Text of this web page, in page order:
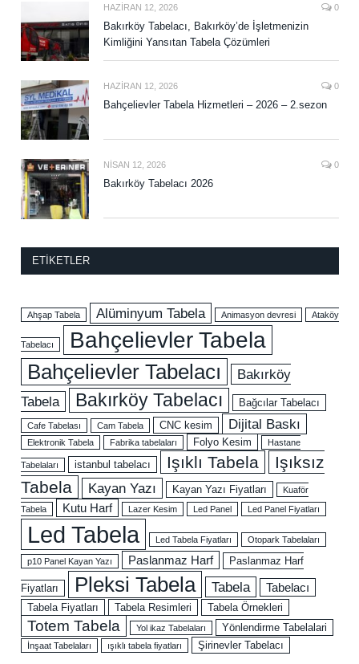
HAZIRAN 12, 2026 0
Bakırköy Tabelacı, Bakırköy’de İşletmenizin
Kimliğini Yansıtan Tabela Çözümleri
HAZIRAN 12, 2026 0
Bahçelievler Tabela Hizmetleri – 2026 – 2.sezon
NISAN 12, 2026 0
Bakırköy Tabelacı 2026
ETIKETLER
Ahşap Tabela Alüminyum Tabela Animasyon devresi Ataköy
Tabelacı Bahçelievler Tabela
Bahçelievler Tabelacı
Bakırköy
Tabela
Bakırköy Tabelacı Bağcılar Tabelacı
Cafe Tabelası Cam Tabela CNC kesim Dijital Baskı
Elektronik Tabela Fabrika tabelaları Folyo Kesim Hastane
Tabelaları istanbul tabelacı Işıklı Tabela
Işıksız
Tabela
Kayan Yazı Kayan Yazı Fiyatları
Kuaför
Tabela
Kutu Harf Lazer Kesim Led Panel Led Panel Fiyatları
Led Tabela Led Tabela Fiyatları Otopark Tabelaları
p10 Panel Kayan Yazı Paslanmaz Harf Paslanmaz Harf
Fiyatları Pleksi Tabela Tabela Tabelacı
Tabela Fiyatları Tabela Resimleri Tabela Örnekleri
Totem Tabela Yol ikaz Tabelaları Yönlendirme Tabelalari
İnşaat Tabelaları ışıklı tabela fiyatları Şirinevler Tabelacı